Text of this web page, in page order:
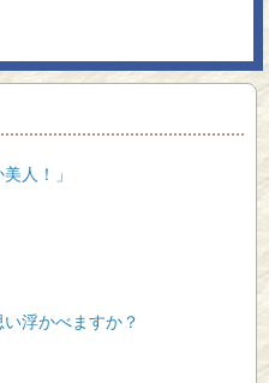
人！」
浮かべますか？